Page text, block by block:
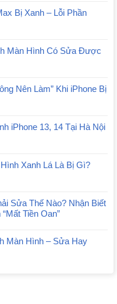
Bị Xanh – Lỗi Phần
Màn Hình Có Sửa Được
Nên Làm” Khi iPhone Bị
iPhone 13, 14 Tại Hà Nội
Xanh Lá Là Bị Gì?
Sửa Thế Nào? Nhận Biết
Tiền Oan”
Màn Hình – Sửa Hay